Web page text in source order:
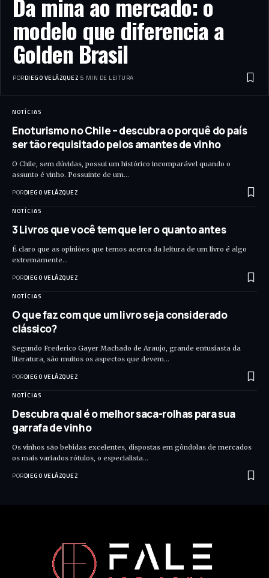
modelo que diferencia a
Golden Brasil
PORDIEGO VELÁZQUEZ 5 MIN DE LEITURA
NOTÍCIAS
Enoturismo no Chile – descubra o porquê do país
ser tão requisitado pelos amantes de vinho
O Chile, sem dúvidas, possui um histórico incomparável quando o
assunto é vinho. Possuinte de um…
PORDIEGO VELÁZQUEZ
NOTÍCIAS
3 Livros que você tem que ler o quanto antes
É claro que as opiniões que temos acerca da leitura de um livro é algo
extremamente…
PORDIEGO VELÁZQUEZ
NOTÍCIAS
O que faz com que um livro seja considerado
clássico?
Segundo Frederico Gayer Machado de Araujo, grande entusiasta da
literatura, são muitos os aspectos que devem…
PORDIEGO VELÁZQUEZ
NOTÍCIAS
Descubra qual é o melhor saca-rolhas para sua
garrafa de vinho
Os vinhos são bebidas excelentes, dispostas em gôndolas de mercados
os mais variados rótulos, o especialista…
PORDIEGO VELÁZQUEZ